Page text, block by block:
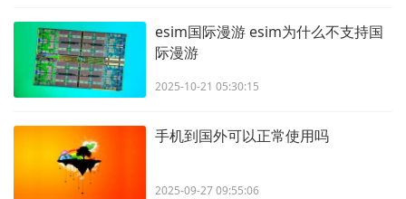
esim国际漫游 esim为什么不支持国
际漫游
2025-10-21 05:30:15
手机到国外可以正常使用吗
2025-09-27 09:55:06